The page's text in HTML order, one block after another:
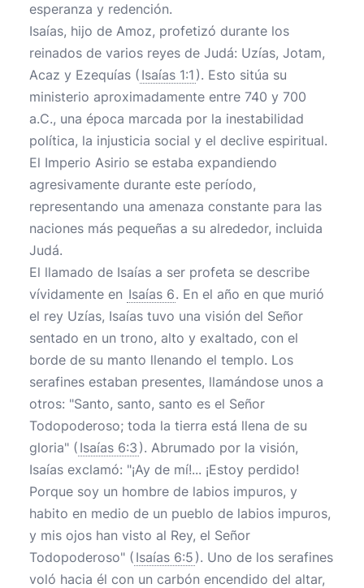
esperanza y redención.
Isaías, hijo de Amoz, profetizó durante los
reinados de varios reyes de Judá: Uzías, Jotam,
Acaz y Ezequías ( Isaías 1:1 ). Esto sitúa su
ministerio aproximadamente entre 740 y 700
a.C., una época marcada por la inestabilidad
política, la injusticia social y el declive espiritual.
El Imperio Asirio se estaba expandiendo
agresivamente durante este período,
representando una amenaza constante para las
naciones más pequeñas a su alrededor, incluida
Judá.
El llamado de Isaías a ser profeta se describe
vívidamente en Isaías 6. En el año en que murió
el rey Uzías, Isaías tuvo una visión del Señor
sentado en un trono, alto y exaltado, con el
borde de su manto llenando el templo. Los
serafines estaban presentes, llamándose unos a
otros: "Santo, santo, santo es el Señor
Todopoderoso; toda la tierra está llena de su
gloria" ( Isaías 6:3 ). Abrumado por la visión,
Isaías exclamó: "¡Ay de mí!... ¡Estoy perdido!
Porque soy un hombre de labios impuros, y
habito en medio de un pueblo de labios impuros,
y mis ojos han visto al Rey, el Señor
Todopoderoso" ( Isaías 6:5 ). Uno de los serafines
voló hacia él con un carbón encendido del altar,